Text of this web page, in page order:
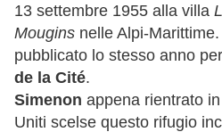
13 settembre 1955 alla villa
Mougins nelle Alpi-
pubblicato lo stesso anno per
de la Cité.
Simenon appena rientrato
Uniti scelse questo rifugio